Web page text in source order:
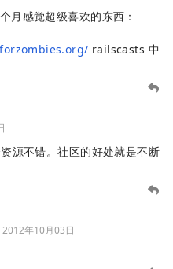
月感觉超级喜欢的东西：
railscasts 中
源不错。社区的好处就是不断
2012年10月03日